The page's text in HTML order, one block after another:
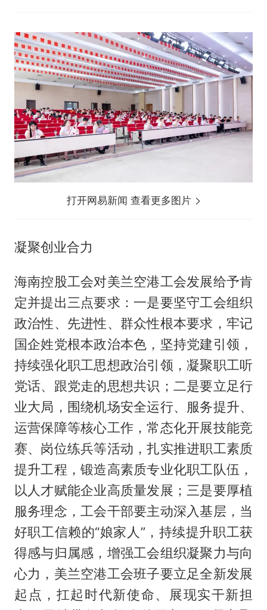
打开网易新闻 查看更多图片
凝聚创业合力
海南控股工会对美兰空港工会发展给予肯
定并提出三点要求：一是要坚守工会组织
政治性、先进性、群众性根本要求，牢记
国企姓党根本政治本色，坚持党建引领，
持续强化职工思想政治引领，凝聚职工听
党话、跟党走的思想共识；二是要立足行
业大局，围绕机场安全运行、服务提升、
运营保障等核心工作，常态化开展技能竞
赛、岗位练兵等活动，扎实推进职工素质
提升工程，锻造高素质专业化职工队伍，
以人才赋能企业高质量发展；三是要厚植
服务理念，工会干部要主动深入基层，当
好职工信赖的“娘家人”，持续提升职工获
得感与归属感，增强工会组织凝聚力与向
心力，美兰空港工会班子要立足全新发展
起点，扛起时代新使命、展现实干新担